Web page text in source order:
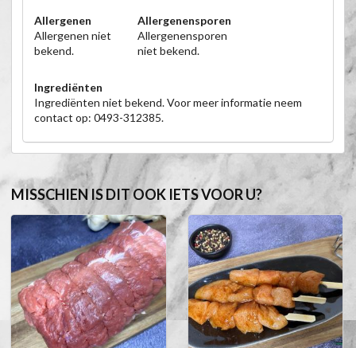
Allergenen
Allergenen niet
bekend.
Allergenensporen
Allergenensporen
niet bekend.
Ingrediënten
Ingrediënten niet bekend. Voor meer informatie neem
contact op: 0493-312385.
MISSCHIEN IS DIT OOK IETS VOOR U?